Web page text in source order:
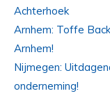
Achterhoek
Arnhem: Toffe
Arnhem!
Nijmegen:
onderneming!